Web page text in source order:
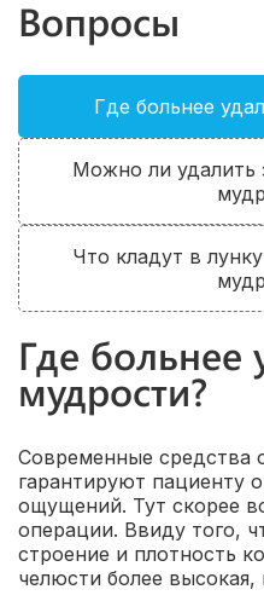
Вопросы
Где больнее
Можно ли удалить
Что кладут в
Где больнее
мудрости?
Современные средства
гарантируют пациенту
ощущений. Тут скорее
операции. Ввиду того,
строение и плотность
челюсти более высокая,